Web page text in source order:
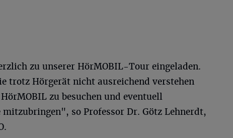
zu unserer HörMOBIL-Tour eingeladen.
trotz Hörgerät nicht ausreichend verstehen
zu besuchen und eventuell
mitzubringen", so Professor Dr. Götz Lehnerdt,